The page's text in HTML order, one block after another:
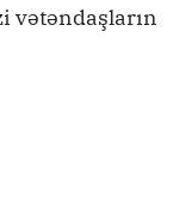
vətəndaşların